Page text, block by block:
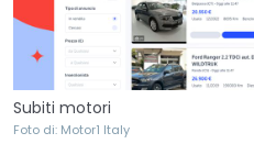
Subiti motori
Foto di: Motor1 Italy